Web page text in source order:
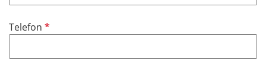
c
t
Telefon P